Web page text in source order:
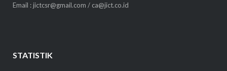
Email : jictcsr@gmail.com / ca@jict.co.id
STATISTIK